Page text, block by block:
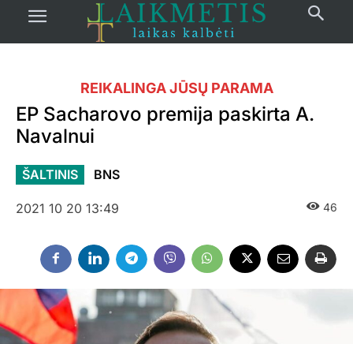
REIKALINGA JŪSŲ PARAMA
EP Sacharovo premija paskirta A.
Navalnui
ŠALTINIS BNS
2021 10 20 13:49 46